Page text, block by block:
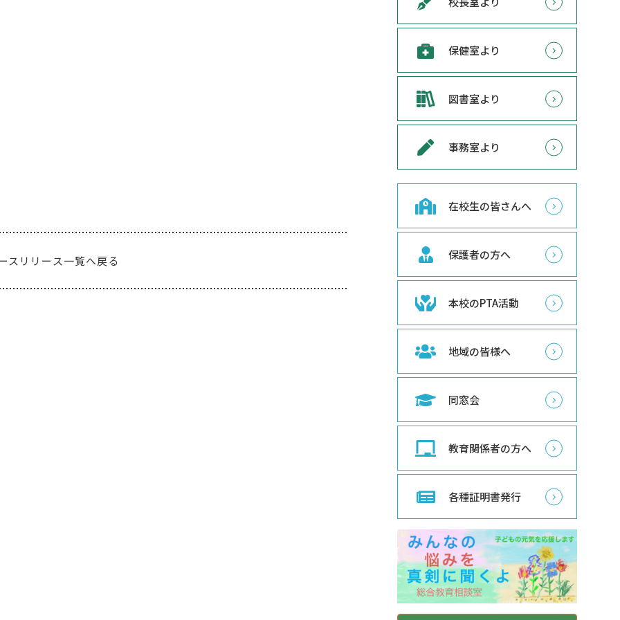
スリリース一覧へ戻る
保健室より
図書室より
事務室より
在校生の皆さんへ
保護者の方へ
本校のPTA活動
地域の皆様へ
同窓会
教育関係者の方へ
各種証明書発行